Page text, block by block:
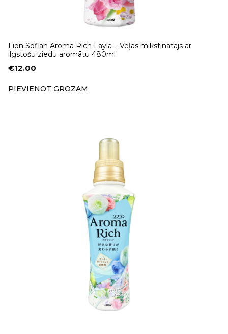
Lion Soflan Aroma Rich Layla – Veļas mīkstinātājs ar
ilgstošu ziedu aromātu 480ml
€12.00
PIEVIENOT GROZAM